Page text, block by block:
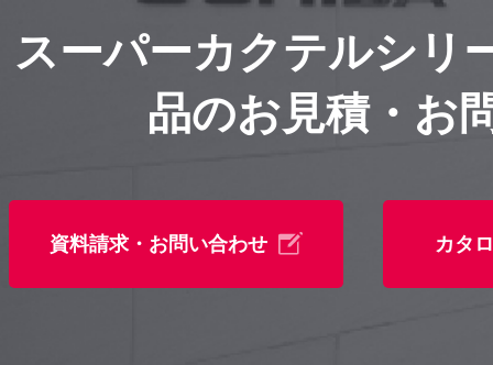
スーパーカクテルシリ
品のお見積・お
資料請求・お問い合わせ カタ